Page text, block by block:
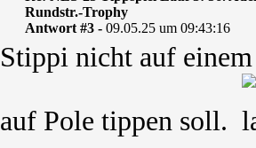
Rundstr.-Trophy
Antwort #3 - 09.05.25 um 09:43:16
Stippi nicht auf
auf Pole tippen soll.